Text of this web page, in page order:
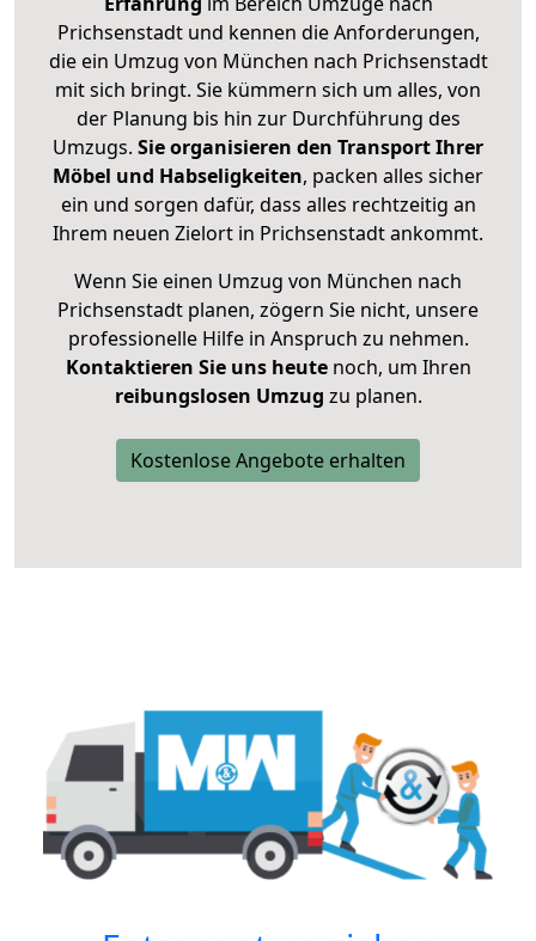
Prichsenstadt und kennen die Anforderungen,
die ein Umzug von München nach Prichsenstadt
mit sich bringt. Sie kümmern sich um alles, von
der Planung bis hin zur Durchführung des
Umzugs. Sie organisieren den Transport Ihrer
Möbel und Habseligkeiten, packen alles sicher
ein und sorgen dafür, dass alles rechtzeitig an
Ihrem neuen Zielort in Prichsenstadt ankommt.
Wenn Sie einen Umzug von München nach
Prichsenstadt planen, zögern Sie nicht, unsere
professionelle Hilfe in Anspruch zu nehmen.
Kontaktieren Sie uns heutenoch, um Ihren
reibungslosen Umzug zu planen.
Kostenlose Angebote erhalten